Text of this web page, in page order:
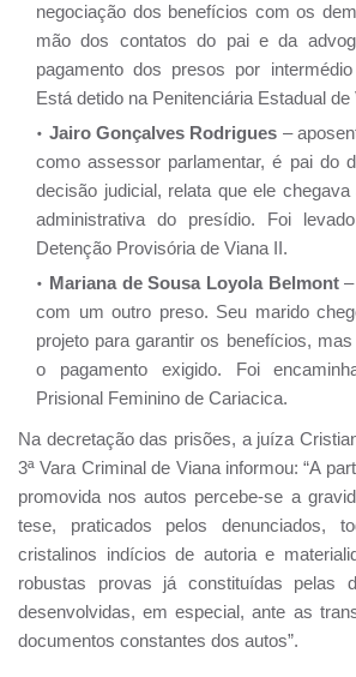
negociação dos benefícios com os
mão dos contatos do pai e da
pagamento dos presos por
Está detido na Penitenciária Estadual de
Jairo Gonçalves Rodrigues –
como assessor parlamentar, é pai do
decisão judicial, relata que ele
administrativa do presídio. Foi
Detenção Provisória de Viana II.
Mariana de Sousa Loyola Belmont–
com um outro preso. Seu marido
projeto para garantir os benefícios,
o pagamento exigido. Foi
Prisional Feminino de Cariacica.
Na decretação das prisões, a juíza
3ª Vara Criminal de Viana informou: “A
promovida nos autos percebe-se a
tese, praticados pelos denunciados,
cristalinos indícios de autoria e
robustas provas já constituídas pelas
desenvolvidas, em especial, ante as
documentos constantes dos autos”.